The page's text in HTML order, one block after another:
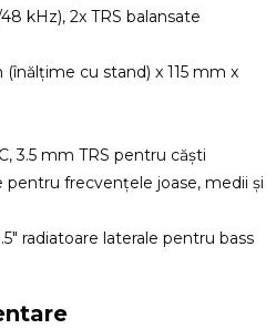
kHz), 2x TRS balansate
(înălțime cu stand) x 115 mm x
3.5 mm TRS pentru căști
pentru frecvențele joase, medii și
radiatoare laterale pentru bass